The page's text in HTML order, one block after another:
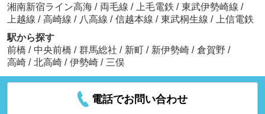
湘南新宿ライン高海 / 両毛線 / 上毛電鉄 / 東武伊勢崎線 /
上越線 / 高崎線 / 八高線 / 信越本線 / 東武桐生線 /
上信電鉄
駅から探す
前橋 / 中央前橋 / 群馬総社 / 新町 / 新伊勢崎 / 倉賀野 /
高崎 / 北高崎 / 伊勢崎 / 三俣
電話でお問い合わせ